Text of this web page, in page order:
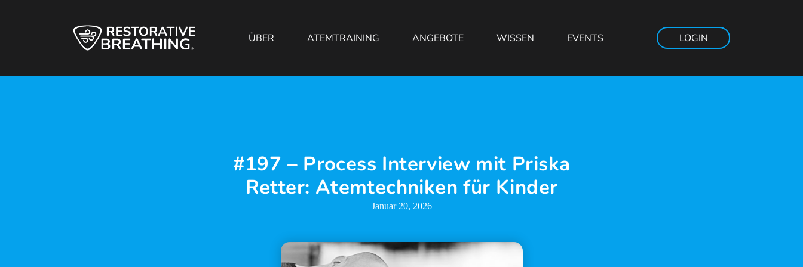
ÜBER ATEMTRAINING ANGEBOTE WISSEN EVENTS LOGIN
#197 – Process Interview mit Priska
Retter: Atemtechniken für Kinder
Januar 20, 2026